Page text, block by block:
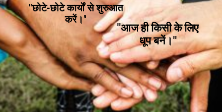
"आज ही किसी के लिए
धूप बनें।"
"छोटे-छोटे कार्यों से शुरुआत
करें।"